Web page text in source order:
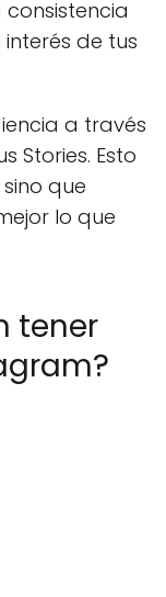
consistencia
de tus
a través
Stories. Esto
que
lo que
tener